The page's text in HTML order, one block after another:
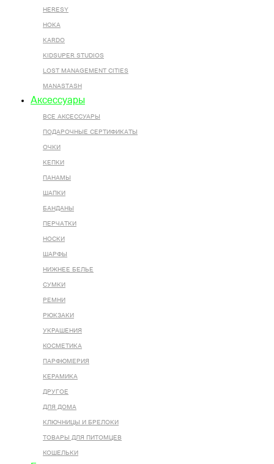
HERESY
HOKA
KARDO
KIDSUPER STUDIOS
LOST MANAGEMENT CITIES
MANASTASH
Аксессуары
ВСЕ AКСЕССУАРЫ
ПОДАРОЧНЫЕ СЕРТИФИКАТЫ
ОЧКИ
КЕПКИ
ПАНАМЫ
ШАПКИ
БАНДАНЫ
ПЕРЧАТКИ
НОСКИ
ШАРФЫ
НИЖНЕЕ БЕЛЬЕ
СУМКИ
РЕМНИ
РЮКЗАКИ
УКРАШЕНИЯ
КОСМЕТИКА
ПАРФЮМЕРИЯ
КЕРАМИКА
ДРУГОЕ
ДЛЯ ДОМА
КЛЮЧНИЦЫ И БРЕЛОКИ
ТОВАРЫ ДЛЯ ПИТОМЦЕВ
КОШЕЛЬКИ